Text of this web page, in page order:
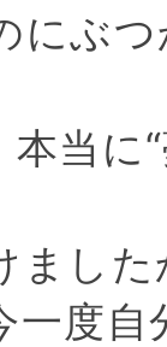
にぶ
本当に
まし
一度自